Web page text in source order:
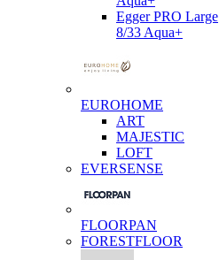
Egger PRO Large
8/33 Aqua+
EUROHOME
ART
MAJESTIC
LOFT
EVERSENSE
FLOORPAN
FORESTFLOOR